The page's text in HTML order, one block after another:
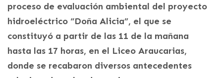
proceso de evaluación ambiental del proyecto
hidroeléctrico “Doña Alicia”, el que se
constituyó a partir de las 11 de la mañana
hasta las 17 horas, en el Liceo Araucarias,
donde se recabaron diversos antecedentes